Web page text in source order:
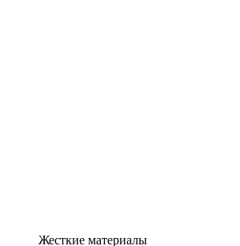
Жесткие материалы